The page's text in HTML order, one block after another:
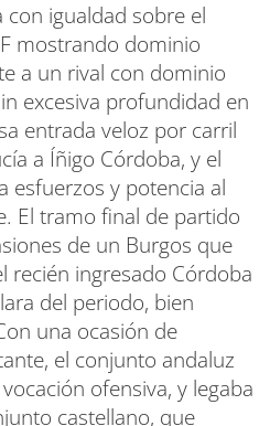
con igualdad sobre el
mostrando dominio
a un rival con dominio
excesiva profundidad en
entrada veloz por carril
a Íñigo Córdoba, y el
esfuerzos y potencia al
El tramo final de partido
de un Burgos que
recién ingresado Córdoba
del periodo, bien
una ocasión de
el conjunto andaluz
ofensiva, y legaba
castellano, que